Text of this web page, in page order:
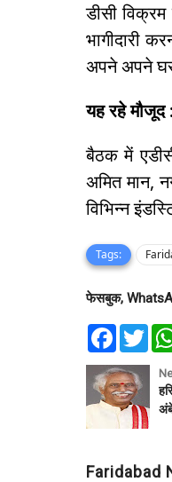
डीसी
भागीदारी
अपने अपने
यह रहे मौजूद
बैठक में
अमित मान,
विभिन्न
Tags:
फेसबुक,
F
e
b
o
o
k
T
w
r
Faridabad